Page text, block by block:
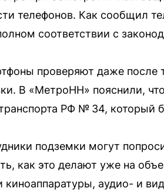
телефонов. Как сообщил
соответствии с
проверяют даже после
В «МетроНН» пояснили,
РФ № 34, который
подземки могут
как это делают уже на
аудио- и